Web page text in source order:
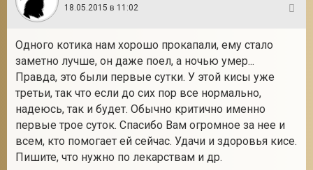
18.05.2015 в 11:02
Одного котика нам хорошо прокапали, ему стало
заметно лучше, он даже поел, а ночью умер...
Правда, это были первые сутки. У этой кисы уже
третьи, так что если до сих пор все нормально,
надеюсь, так и будет. Обычно критично именно
первые трое суток. Спасибо Вам огромное за нее и
всем, кто помогает ей сейчас. Удачи и здоровья кисе.
Пишите, что нужно по лекарствам и др.